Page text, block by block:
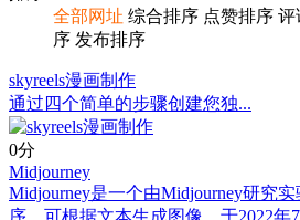
全部网址 综合排序 点赞排序 评
序 发布排序
skyreels漫画制作
通过四个简单的步骤创建您独...
0分
Midjourney
Midjourney是一个由Midjourney研究
序，可根据文本生成图像，于2022年